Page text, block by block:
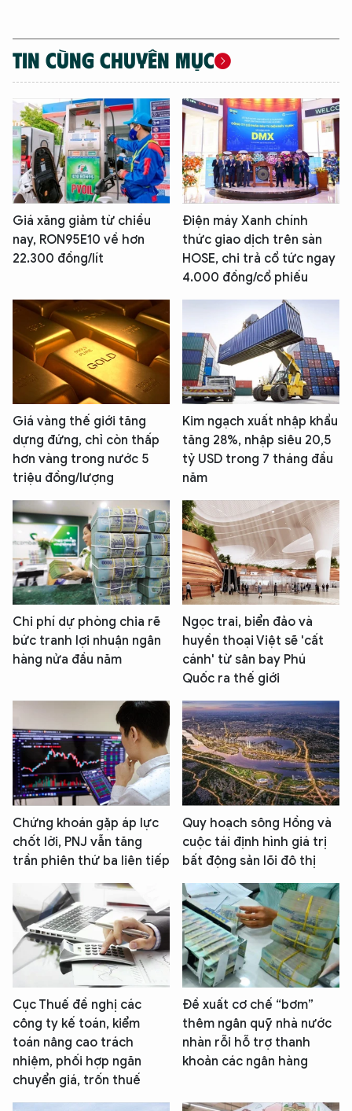
TIN CÙNG CHUYÊN MỤC
Giá xăng giảm từ chiều
nay, RON95E10 về hơn
22.300 đồng/lít
Điện máy Xanh chính
thức giao dịch trên sàn
HOSE, chi trả cổ tức ngay
4.000 đồng/cổ phiếu
Giá vàng thế giới tăng
dựng đứng, chỉ còn thấp
hơn vàng trong nước 5
triệu đồng/lượng
Kim ngạch xuất nhập khẩu
tăng 28%, nhập siêu 20,5
tỷ USD trong 7 tháng đầu
năm
Chi phí dự phòng chia rẽ
bức tranh lợi nhuận ngân
hàng nửa đầu năm
Ngọc trai, biển đảo và
huyền thoại Việt sẽ 'cất
cánh' từ sân bay Phú
Quốc ra thế giới
Chứng khoán gặp áp lực
chốt lời, PNJ vẫn tăng
trần phiên thứ ba liên tiếp
Quy hoạch sông Hồng và
cuộc tái định hình giá trị
bất động sản lõi đô thị
Cục Thuế đề nghị các
công ty kế toán, kiểm
toán nâng cao trách
nhiệm, phối hợp ngăn
chuyển giá, trốn thuế
Đề xuất cơ chế “bơm”
thêm ngân quỹ nhà nước
nhàn rỗi hỗ trợ thanh
khoản các ngân hàng